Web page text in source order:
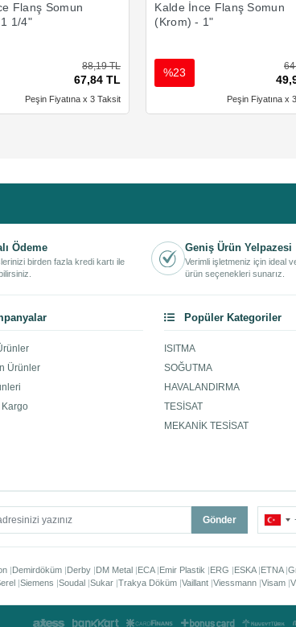
Flanş Somun
1/4"
88,19 TL
67,84 TL
Peşin Fiyatına x 3 Taksit
Kalde İnce Flanş Somun
(Krom) - 1"
%23
Peşin Fiyatına x
Ödeme
birden fazla kredi kartı ile
Geniş Ürün Yelpazesi
Verimli işletmeniz için ideal
ürün seçenekleri sunarız.
Ürünler
Kargo
Popüler Kategoriler
ISITMA
SOĞUTMA
HAVALANDIRMA
TESİSAT
MEKANİK TESİSAT
Gönder
Demirdöküm Derby DM Metal ECA Emir Plastik ERG ESKA ETNA
Siemens Soudal Sukar Trakya Döküm Vaillant Viessmann Visam